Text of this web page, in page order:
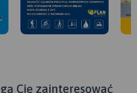
Cię zainteresować